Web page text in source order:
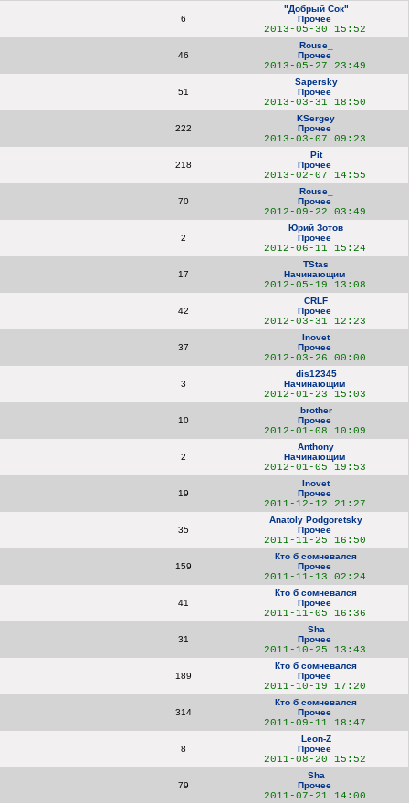
6
"Добрый Сок"
Прочее
2013-05-30 15:52
46
Rouse_
Прочее
2013-05-27 23:49
51
Sapersky
Прочее
2013-03-31 18:50
222
KSergey
Прочее
2013-03-07 09:23
218
Pit
Прочее
2013-02-07 14:55
70
Rouse_
Прочее
2012-09-22 03:49
2
Юрий Зотов
Прочее
2012-06-11 15:24
17
TStas
Начинающим
2012-05-19 13:08
42
CRLF
Прочее
2012-03-31 12:23
37
Inovet
Прочее
2012-03-26 00:00
3
dis12345
Начинающим
2012-01-23 15:03
10
brother
Прочее
2012-01-08 10:09
2
Anthony
Начинающим
2012-01-05 19:53
19
Inovet
Прочее
2011-12-12 21:27
35
Anatoly Podgoretsky
Прочее
2011-11-25 16:50
159
Кто б сомневался
Прочее
2011-11-13 02:24
41
Кто б сомневался
Прочее
2011-11-05 16:36
31
Sha
Прочее
2011-10-25 13:43
189
Кто б сомневался
Прочее
2011-10-19 17:20
314
Кто б сомневался
Прочее
2011-09-11 18:47
8
Leon-Z
Прочее
2011-08-20 15:52
79
Sha
Прочее
2011-07-21 14:00